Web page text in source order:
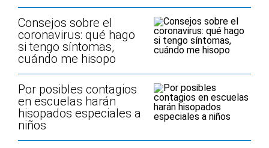
Consejos sobre el
coronavirus: qué hago
si tengo síntomas,
cuándo me hisopo
Por posibles contagios
en escuelas harán
hisopados especiales a
niños